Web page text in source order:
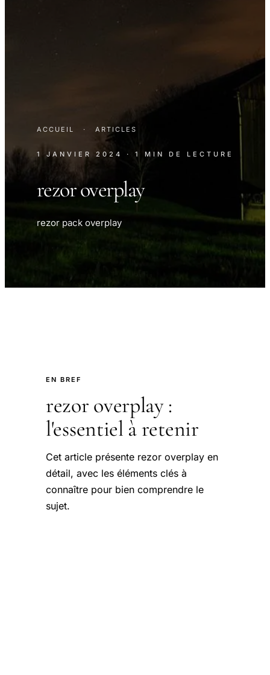
ACCUEIL · ARTICLES
1 JANVIER 2024 · 1 MIN DE LECTURE
rezor overplay
rezor pack overplay
EN BREF
rezor overplay :
l'essentiel à retenir
Cet article présente rezor overplay en
détail, avec les éléments clés à
connaître pour bien comprendre le
sujet.